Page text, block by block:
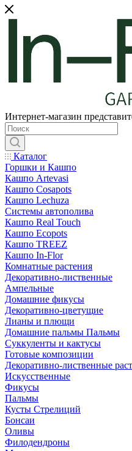
Интернет-магазин
Каталог
Горшки и Кашпо
Кашпо Artevasi
Кашпо Cosapots
Кашпо Lechuza
Системы автополива
Кашпо Real Touch
Кашпо Ecopots
Кашпо TREEZ
Кашпо In-Flor
Комнатные растения
Декоративно-лиственные
Ампельные
Домашние фикусы
Декоративно-цветущие
Лианы и плющи
Домашние пальмы Пальмы
Суккуленты и кактусы
Готовые композиции
Декоративно-лиственные
Искусственные
Фикусы
Пальмы
Кусты Стрелиций
Бонсаи
Оливы
Филодендроны